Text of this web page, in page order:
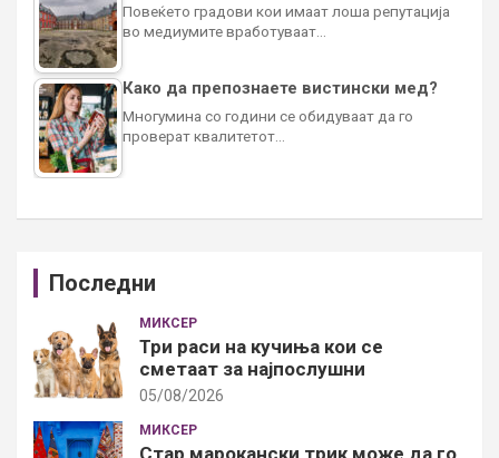
Повеќето градови кои имаат лоша репутација
во медиумите вработуваат…
Како да препознаете вистински мед?
Многумина со години се обидуваат да го
проверат квалитетот…
Последни
МИКСЕР
Три раси на кучиња кои се
сметаат за најпослушни
05/08/2026
МИКСЕР
Стар марокански трик може да го